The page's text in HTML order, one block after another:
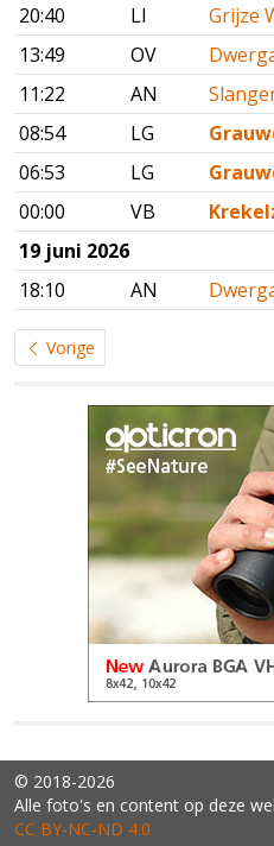
20:40
LI
Grijze
13:49
OV
11:22
AN
08:54
LG
06:53
LG
00:00
VB
19 juni 2026
18:10
AN
Vorige
© 2018-2026
Alle foto's en content op deze
CC BY‑NC‑ND 4.0